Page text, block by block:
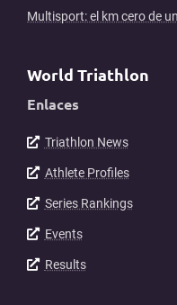
Multisport: el km cero de
World Triathlon
Enlaces
Triathlon News
Athlete Profiles
Series Rankings
Events
Results